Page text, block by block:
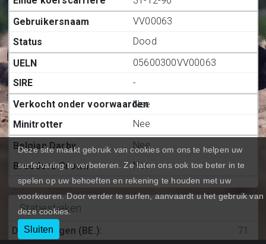
VV00063
Dood
05600300VV00063
-
Nee
Nee
Nee
Nee
Statiestieken
Deelnemingen (BE.): 71
Deze site maakt gebruik van cookies om ons te helpen uw
surfervaring te verbeteren. Ze laten ons ook toe beter in te
spelen op uw behoeften en rekening te houden met uw
voorkeuren. Door verder te surfen, aanvaardt u het gebruik van
deze cookies.
Sluiten